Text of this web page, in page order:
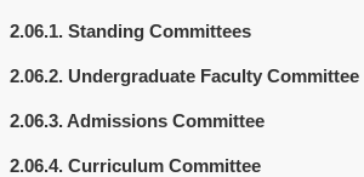
2.06.1. Standing Committees
2.06.2. Undergraduate Faculty Committee
2.06.3.Admissions Committee
2.06.4. Curriculum Committee